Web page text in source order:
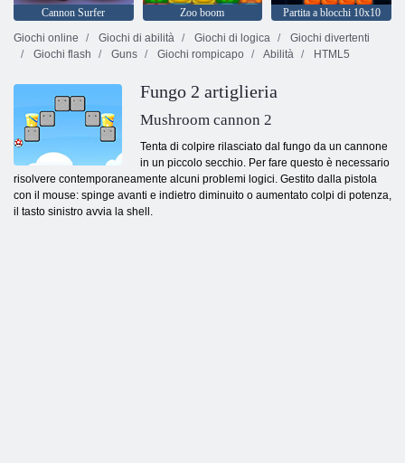
Cannon Surfer Zoo boom
Partita a blocchi 10x10
Giochi online
Giochi di abilità Giochi di logica
Giochi divertenti
Giochi flash
Guns Giochi rompicapo Abilità HTML5
Fungo 2 artiglieria
Mushroom cannon 2
Tenta di colpire rilasciato dal fungo da un cannone
in un piccolo secchio. Per fare questo è necessario
risolvere contemporaneamente alcuni problemi logici. Gestito dalla pistola
con il mouse: spinge avanti e indietro diminuito o aumentato colpi di potenza,
il tasto sinistro avvia la shell.